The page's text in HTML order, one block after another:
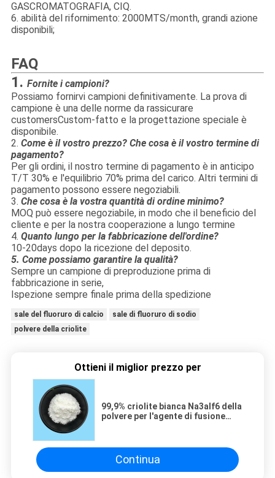
GASCROMATOGRAFIA, CIQ.
6. abilità del rifornimento: 2000MTS/month, grandi azione
disponibili;
FAQ
1. Fornite i campioni?
Possiamo fornirvi campioni definitivamente. La prova di
campione è una delle norme da rassicurare
customersCustom-fatto e la progettazione speciale è
disponibile.
2. Come è il vostro prezzo? Che cosa è il vostro termine di
pagamento?
Per gli ordini, il nostro termine di pagamento è in anticipo
T/T 30% e l'equilibrio 70% prima del carico. Altri termini di
pagamento possono essere negoziabili.
3. Che cosa è la vostra quantità di ordine minimo?
MOQ può essere negoziabile, in modo che il beneficio del
cliente e per la nostra cooperazione a lungo termine
4. Quanto lungo per la fabbricazione dell'ordine?
10-20days dopo la ricezione del deposito.
5. Come possiamo garantire la qualità?
Sempre un campione di preproduzione prima di
fabbricazione in serie,
Ispezione sempre finale prima della spedizione
sale del fluoruro di calcio
sale di fluoruro di sodio
polvere della criolite
Ottieni il miglior prezzo per
99,9% criolite bianca Na3alf6 della
polvere per l'agente di fusione
Continua